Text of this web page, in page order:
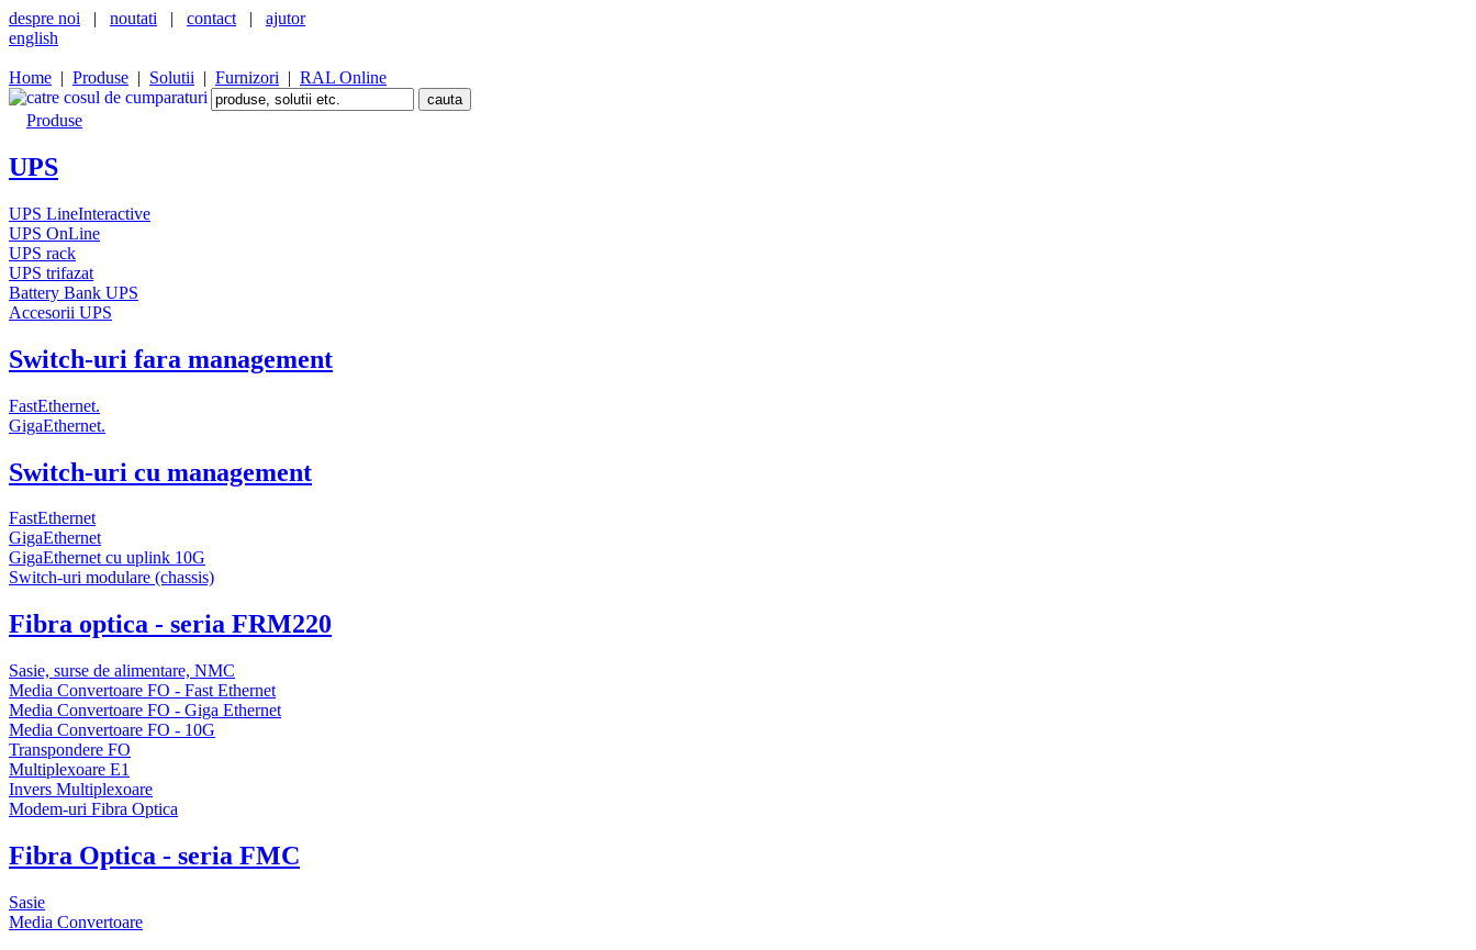
despre noi | noutati | contact | ajutor
english
Home | Produse | Solutii | Furnizori | RAL Online
Produse
UPS
UPS LineInteractive
UPS OnLine
UPS rack
UPS trifazat
Battery Bank UPS
Accesorii UPS
Switch-uri fara management
FastEthernet.
GigaEthernet.
Switch-uri cu management
FastEthernet
GigaEthernet
GigaEthernet cu uplink 10G
Switch-uri modulare (chassis)
Fibra optica - seria FRM220
Sasie, surse de alimentare, NMC
Media Convertoare FO - Fast Ethernet
Media Convertoare FO - Giga Ethernet
Media Convertoare FO - 10G
Transpondere FO
Multiplexoare E1
Invers Multiplexoare
Modem-uri Fibra Optica
Fibra Optica - seria FMC
Sasie
Media Convertoare